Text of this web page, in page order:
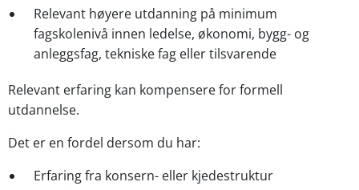
Relevant høyere utdanning på minimum
fagskolenivå innen ledelse, økonomi, bygg- og
anleggsfag, tekniske fag eller tilsvarende
Relevant erfaring kan kompensere for formell
utdannelse.
Det er en fordel dersom du har:
Erfaring fra konsern- eller kjedestruktur